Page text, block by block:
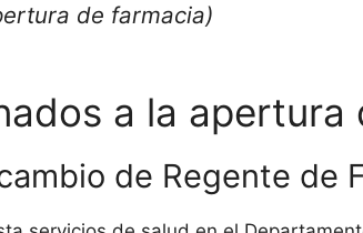
de farmacia)
a la apertura
de Regente de